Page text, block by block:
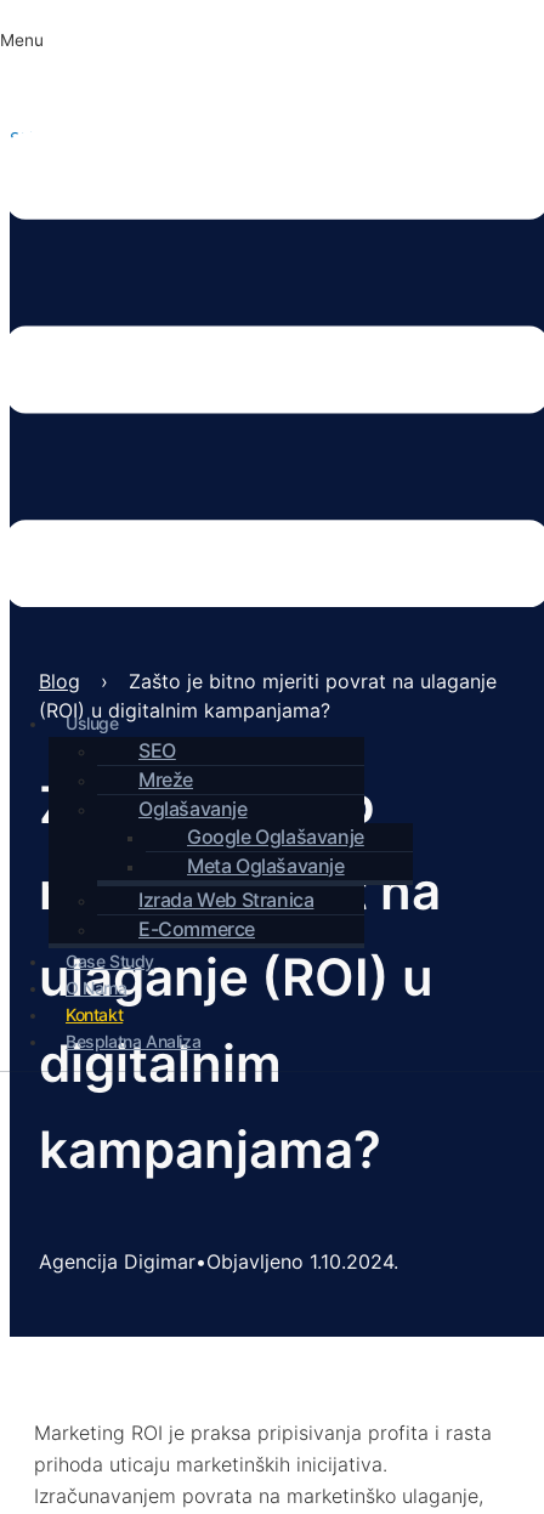
Skip to content
Menu
Usluge
SEO
Mreže
Oglašavanje
Google Oglašavanje
Meta Oglašavanje
Izrada Web Stranica
E-Commerce
Case Study
O Nama
Kontakt
Besplatna Analiza
Blog ›
Zašto je bitno mjeriti povrat na ulaganje
(ROI) u digitalnim kampanjama?
Zašto je bitno
mjeriti povrat na
ulaganje (ROI) u
digitalnim
kampanjama?
Agencija Digimar•Objavljeno 1.10.2024.
Marketing ROI je praksa pripisivanja profita i rasta
prihoda uticaju marketinških inicijativa.
Izračunavanjem povrata na marketinško ulaganje,